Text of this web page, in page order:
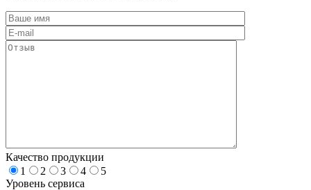
Качество продукции
1
2 3 4
5
Уровень сервиса